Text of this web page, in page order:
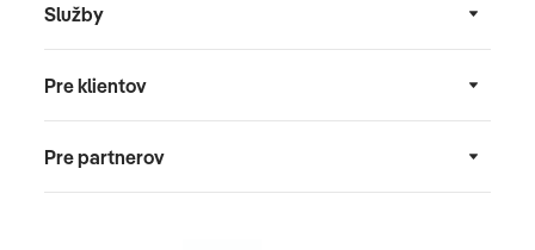
Služby
Pre klientov
Pre partnerov